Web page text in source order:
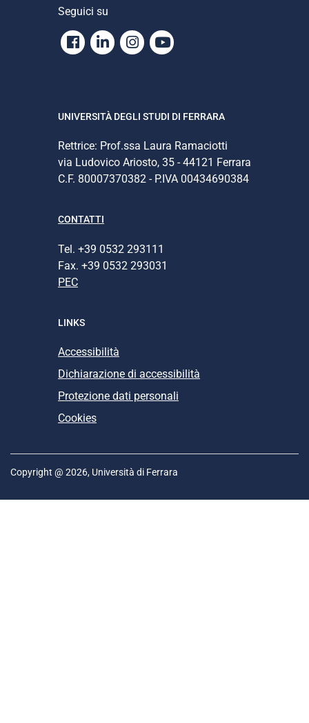
Seguici su
Facebook
LinkedinInstagram
Youtube
UNIVERSITÀ DEGLI STUDI DI FERRARA
Rettrice: Prof.ssa Laura Ramaciotti
via Ludovico Ariosto, 35 - 44121 Ferrara
C.F. 80007370382 - P.IVA 00434690384
CONTATTI
Tel. +39 0532 293111
Fax. +39 0532 293031
PEC
LINKS
Accessibilità
Dichiarazione di accessibilità
Protezione dati personali
Cookies
Copyright @ 2026, Università di Ferrara